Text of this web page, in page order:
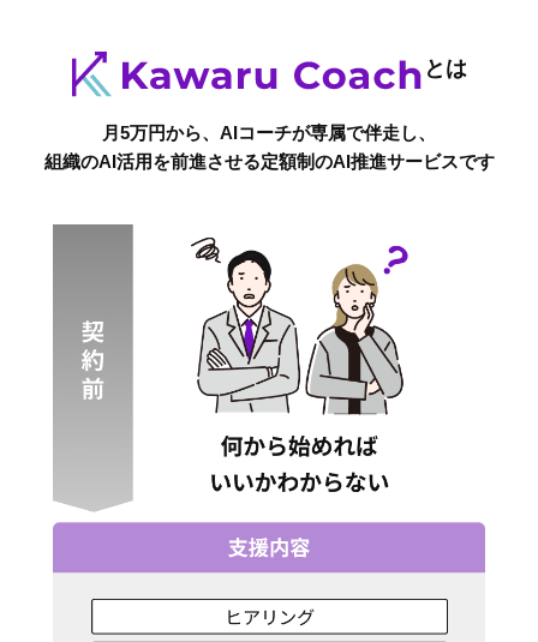
とは
月5万円から、AIコーチが専属で伴走し、
組織のAI活用を前進させる定額制のAI推進サービスです